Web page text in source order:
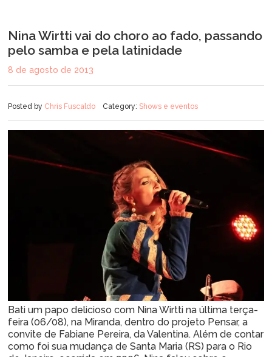
Nina Wirtti vai do choro ao fado, passando
pelo samba e pela latinidade
8 de agosto de 2013
Posted by Chris Fuscaldo Category: Shows e eventos
Bati um papo delicioso com Nina Wirtti na última terça-
feira (06/08), na Miranda, dentro do projeto Pensar, a
convite de Fabiane Pereira, da Valentina. Além de contar
como foi sua mudança de Santa Maria (RS) para o Rio